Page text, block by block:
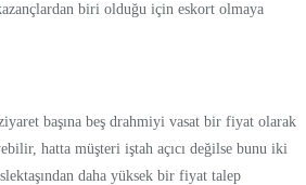
biri olduğu için eskort olmaya
başına beş drahmiyi vasat bir fiyat olarak
hatta müşteri iştah açıcı değilse bunu iki
daha yüksek bir fiyat talep